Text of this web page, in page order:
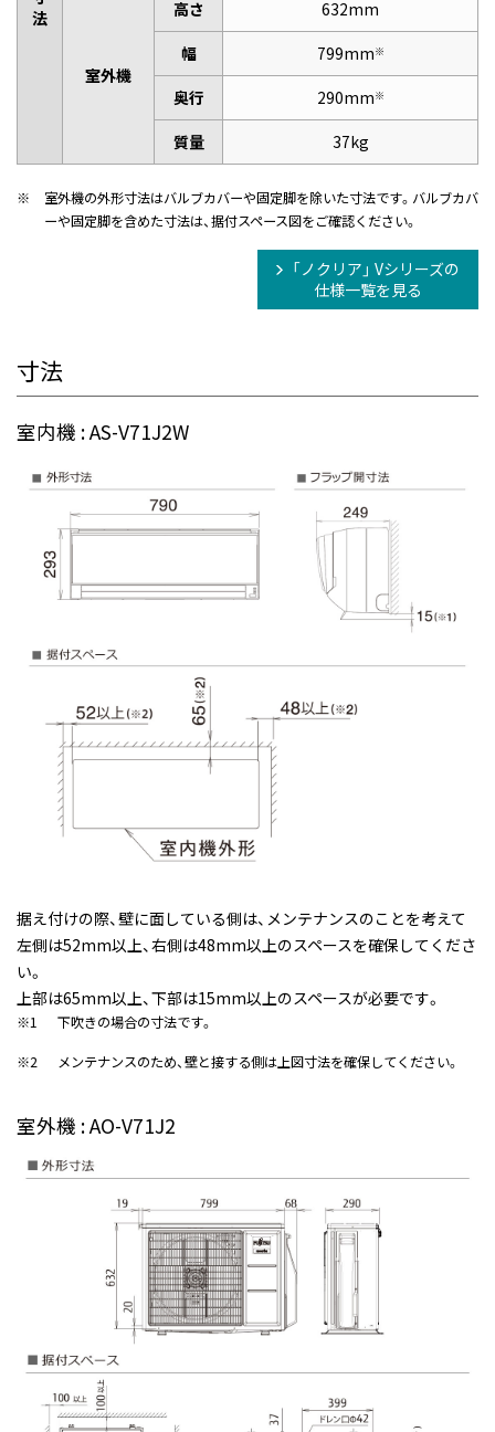
法
室外機
高さ
632mm
幅
799mm※
奥行 290mm※
質量 37kg
※
室外機の外形寸法はバルブカバーや固定脚を除いた寸法です。バルブカバ
ーや固定脚を含めた寸法は、据付スペース図をご確認ください。
「ノクリア」 Vシリーズの
仕様一覧を見る
寸法
室内機 : AS-V71J2W
据え付けの際、壁に面している側は、メンテナンスのことを考えて
左側は52mm以上、右側は48mm以上のスペースを確保してくださ
い。
上部は65mm以上、下部は15mm以上のスペースが必要です。
※1
下吹きの場合の寸法です。
※2
メンテナンスのため、壁と接する側は上図寸法を確保してください。
室外機 : AO-V71J2